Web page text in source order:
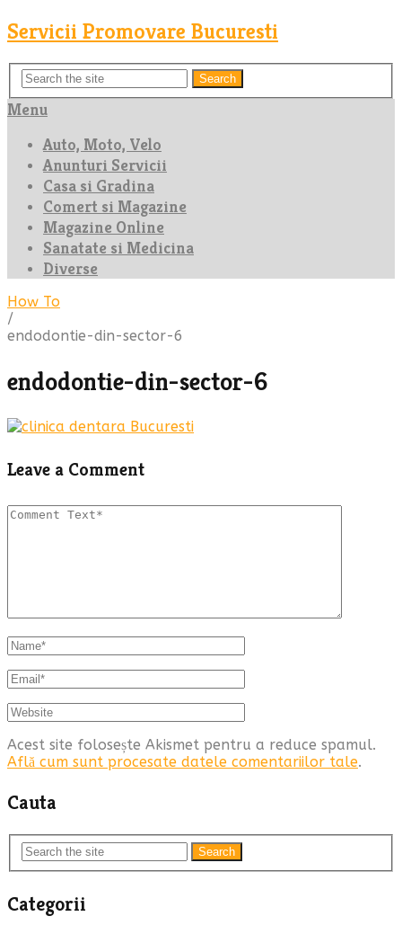
Servicii Promovare Bucuresti
Search
Menu
Auto, Moto, Velo
Anunturi Servicii
Casa si Gradina
Comert si Magazine
Magazine Online
Sanatate si Medicina
Diverse
How To
/
endodontie-din-sector-6
endodontie-din-sector-6
Leave a Comment
Acest site folosește Akismet pentru a reduce spamul.
Află cum sunt procesate datele comentariilor tale.
Cauta
Search
Categorii